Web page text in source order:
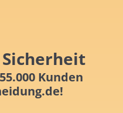
Kunden